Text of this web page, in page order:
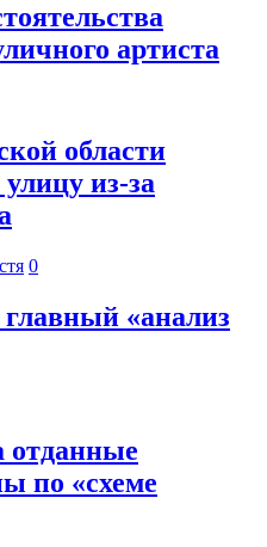
артиста
области
из-за
0
«анализ
отданные
по «схеме